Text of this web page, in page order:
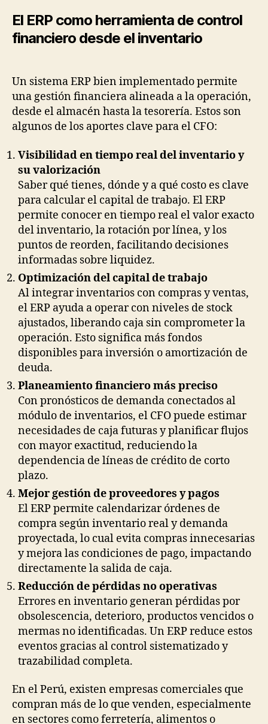
El ERP como herramienta de control
financiero desde el inventario
Un sistema ERP bien implementado permite
una gestión financiera alineada a la operación,
desde el almacén hasta la tesorería. Estos son
algunos de los aportes clave para el CFO:
Visibilidad en tiempo real del inventario y
su valorización
Saber qué tienes, dónde y a qué costo es clave
para calcular el capital de trabajo. El ERP
permite conocer en tiempo real el valor exacto
del inventario, la rotación por línea, y los
puntos de reorden, facilitando decisiones
informadas sobre liquidez.
Optimización del capital de trabajo
Al integrar inventarios con compras y ventas,
el ERP ayuda a operar con niveles de stock
ajustados, liberando caja sin comprometer la
operación. Esto significa más fondos
disponibles para inversión o amortización de
deuda.
Planeamiento financiero más preciso
Con pronósticos de demanda conectados al
módulo de inventarios, el CFO puede estimar
necesidades de caja futuras y planificar flujos
con mayor exactitud, reduciendo la
dependencia de líneas de crédito de corto
plazo.
Mejor gestión de proveedores y pagos
El ERP permite calendarizar órdenes de
compra según inventario real y demanda
proyectada, lo cual evita compras innecesarias
y mejora las condiciones de pago, impactando
directamente la salida de caja.
Reducción de pérdidas no operativas
Errores en inventario generan pérdidas por
obsolescencia, deterioro, productos vencidos o
mermas no identificadas. Un ERP reduce estos
eventos gracias al control sistematizado y
trazabilidad completa.
En el Perú, existen empresas comerciales que
compran más de lo que venden, especialmente
en sectores como ferretería, alimentos o